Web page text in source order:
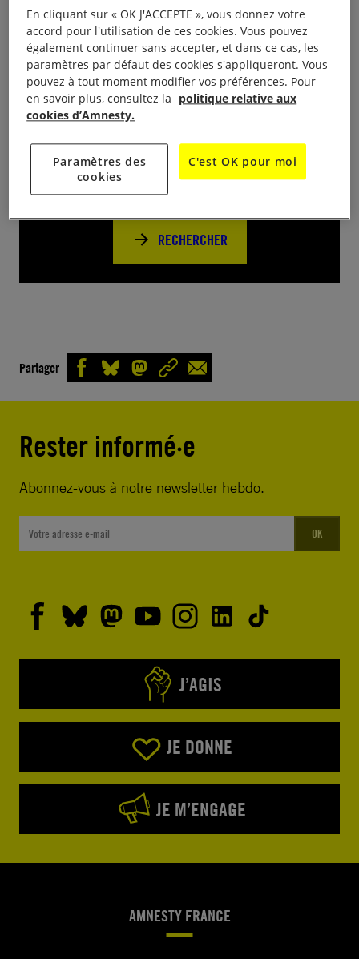
19 h à 23 h.
Près de chez vous
Trouvez d’autres événements pour agir
avec nous
RECHERCHER
Partager
Rester informé·e
Abonnez-vous à notre newsletter hebdo.
OK
J’AGIS
JE DONNE
JE M’ENGAGE
AMNESTY FRANCE
En cliquant sur « OK J'ACCEPTE », vous donnez votre
accord pour l'utilisation de ces cookies. Vous pouvez
également continuer sans accepter, et dans ce cas, les
paramètres par défaut des cookies s'appliqueront. Vous
pouvez à tout moment modifier vos préférences. Pour
en savoir plus, consultez la politique relative aux
cookies d’Amnesty.
Paramètres des
cookies
C'est OK pour moi